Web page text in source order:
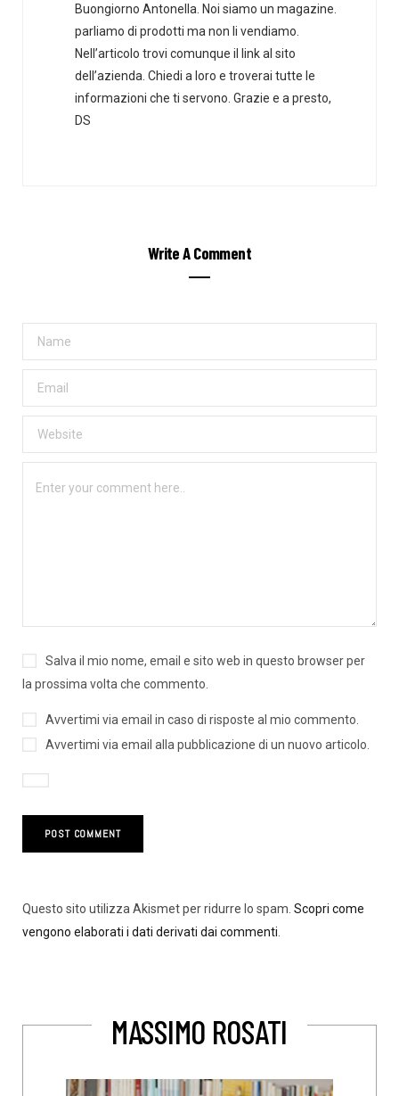
Buongiorno Antonella. Noi siamo un magazine.
parliamo di prodotti ma non li vendiamo.
Nell’articolo trovi comunque il link al sito
dell’azienda. Chiedi a loro e troverai tutte le
informazioni che ti servono. Grazie e a presto,
DS
Write A Comment
Salva il mio nome, email e sito web in questo browser per
la prossima volta che commento.
Avvertimi via email in caso di risposte al mio commento.
Avvertimi via email alla pubblicazione di un nuovo articolo.
Questo sito utilizza Akismet per ridurre lo spam. Scopri come
vengono elaborati i dati derivati dai commenti
MASSIMO ROSATI